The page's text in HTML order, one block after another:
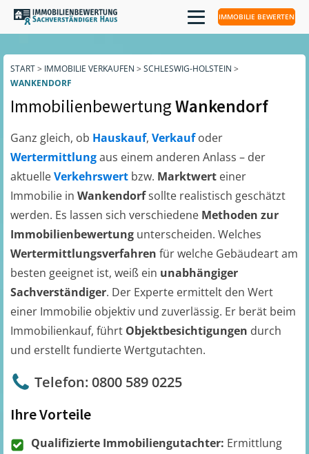
IMMOBILIE BEWERTEN
START> IMMOBILIE VERKAUFEN > SCHLESWIG-HOLSTEIN >
WANKENDORF
ImmobilienbewertungWankendorf
Ganz gleich, ob Hauskauf, Verkaufoder
Wertermittlungaus einem anderen Anlass – der
aktuelleVerkehrswert bzw. Marktwert einer
Immobilie in Wankendorfsollte realistisch geschätzt
werden. Es lassen sich verschiedene Methoden zur
Immobilienbewertung unterscheiden. Welches
Wertermittlungsverfahren für welche Gebäudeart am
besten geeignet ist, weiß ein unabhängiger
Sachverständiger. Der Experte ermittelt den Wert
einer Immobilie objektiv und zuverlässig. Er berät beim
Immobilienkauf, führt Objektbesichtigungen durch
und erstellt fundierte Wertgutachten.
Telefon: 0800 589 0225
Ihre Vorteile
Qualifizierte Immobiliengutachter: Ermittlung